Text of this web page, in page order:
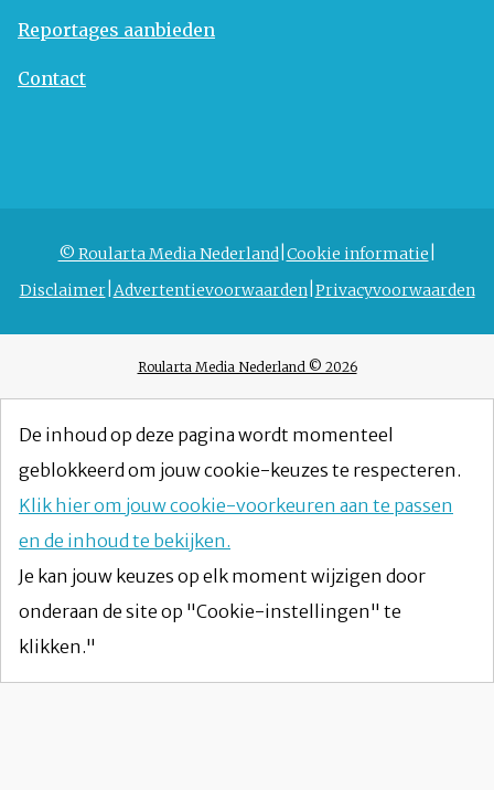
Reportages aanbieden
Contact
© Roularta Media Nederland Cookie informatie
Disclaimer Advertentievoorwaarden Privacyvoorwaarden
Roularta Media Nederland © 2026
De inhoud op deze pagina wordt momenteel
geblokkeerd om jouw cookie-keuzes te respecteren.
Klik hier om jouw cookie-voorkeuren aan te passen
en de inhoud te bekijken.
Je kan jouw keuzes op elk moment wijzigen door
onderaan de site op "Cookie-instellingen" te
klikken."